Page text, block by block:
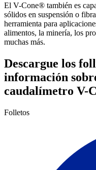
El V-Cone® también es
sólidos en suspensión o
herramienta para
alimentos, la minería, los
muchas más.
Descargue los
información
caudalímetro V-
Folletos